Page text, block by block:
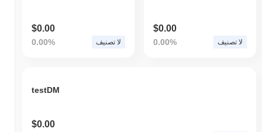
$0.00
0.00% لا تصنيف
$0.00
0.00% لا تصنيف
testDM
$0.00